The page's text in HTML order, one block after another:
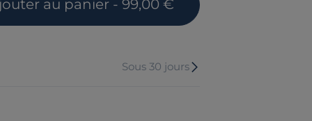
au panier - 99,00 €
Sous 30 jours